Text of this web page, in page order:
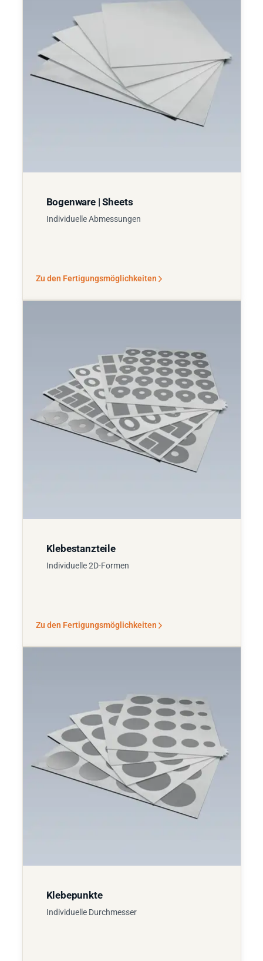
Bogenware | Sheets
Individuelle Abmessungen
Zu den Fertigungsmöglichkeiten
Klebestanzteile
Individuelle 2D-Formen
Zu den Fertigungsmöglichkeiten
Klebepunkte
Individuelle Durchmesser